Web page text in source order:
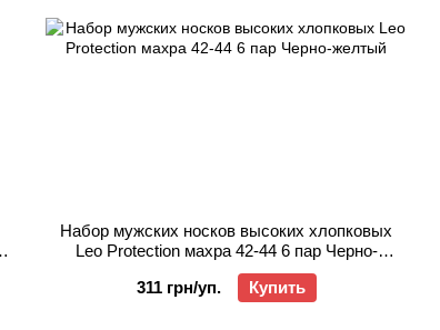
Набор мужских носков высоких хлопковых
Leo Protection махра 42-44 6 пар Черно-
желтый
311 грн/уп.
Купить